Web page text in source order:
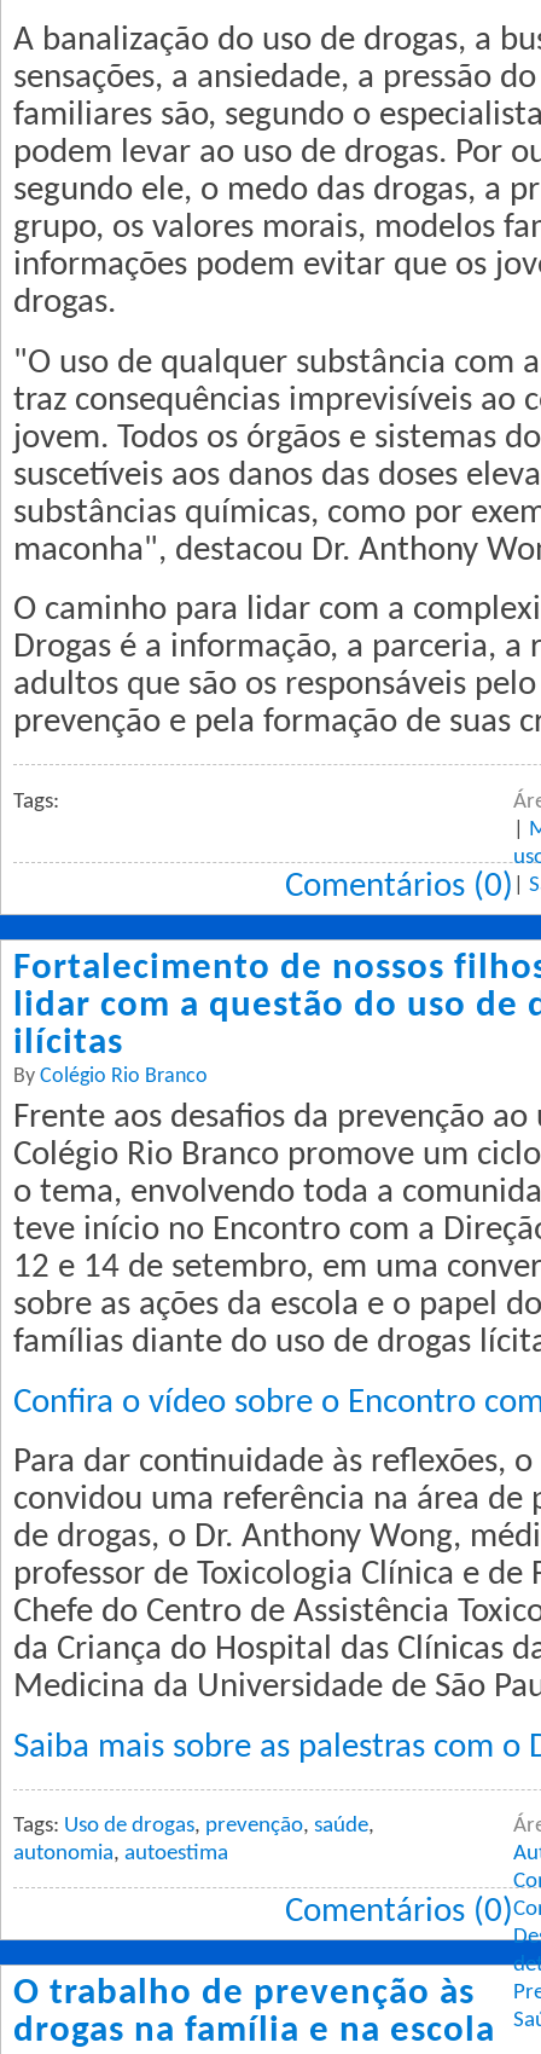
A banalização do uso de drogas, a
sensações, a ansiedade, a pressão
familiares são, segundo o
podem levar ao uso de drogas. Por
segundo ele, o medo das drogas, a
grupo, os valores morais, modelos
informações podem evitar que os
drogas.
"O uso de qualquer substância com
traz consequências imprevisíveis ao
jovem. Todos os órgãos e sistemas
suscetíveis aos danos das doses
substâncias químicas, como por
maconha", destacou Dr. Anthony
O caminho para lidar com a
Drogas é a informação, a parceria, a
adultos que são os responsáveis
prevenção e pela formação de suas
Tags:
Comentários (0)
Fortalecimento de nossos
lidar com a questão do uso de
ilícitas
By Colégio Rio Branco
Frente aos desafios da prevenção ao
Colégio Rio Branco promove um
o tema, envolvendo toda a
teve início no Encontro com a
12 e 14 de setembro, em uma
sobre as ações da escola e o papel
famílias diante do uso de drogas
Confira o vídeo sobre o Encontro
Para dar continuidade às reflexões,
convidou uma referência na área de
de drogas, o Dr. Anthony Wong,
professor de Toxicologia Clínica e de
Chefe do Centro de Assistência
da Criança do Hospital das Clínicas
Medicina da Universidade de São
Saiba mais sobre as palestras com o
Tags: Uso de drogas, prevenção, saúde,
autonomia, autoestima
Comentários (0)
O trabalho de prevenção às
drogas na família e na escola